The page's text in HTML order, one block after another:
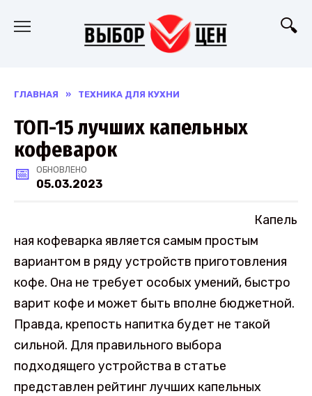
ГЛАВНАЯ » ТЕХНИКА ДЛЯ КУХНИ
ТОП-15 лучших капельных
кофеварок
ОБНОВЛЕНО
05.03.2023
Капель
ная кофеварка является самым простым
вариантом в ряду устройств приготовления
кофе. Она не требует особых умений, быстро
варит кофе и может быть вполне бюджетной.
Правда, крепость напитка будет не такой
сильной. Для правильного выбора
подходящего устройства в статье
представлен рейтинг лучших капельных